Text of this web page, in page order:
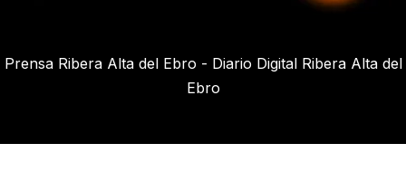
Prensa Ribera Alta del Ebro - Diario Digital Ribera Alta del
Ebro